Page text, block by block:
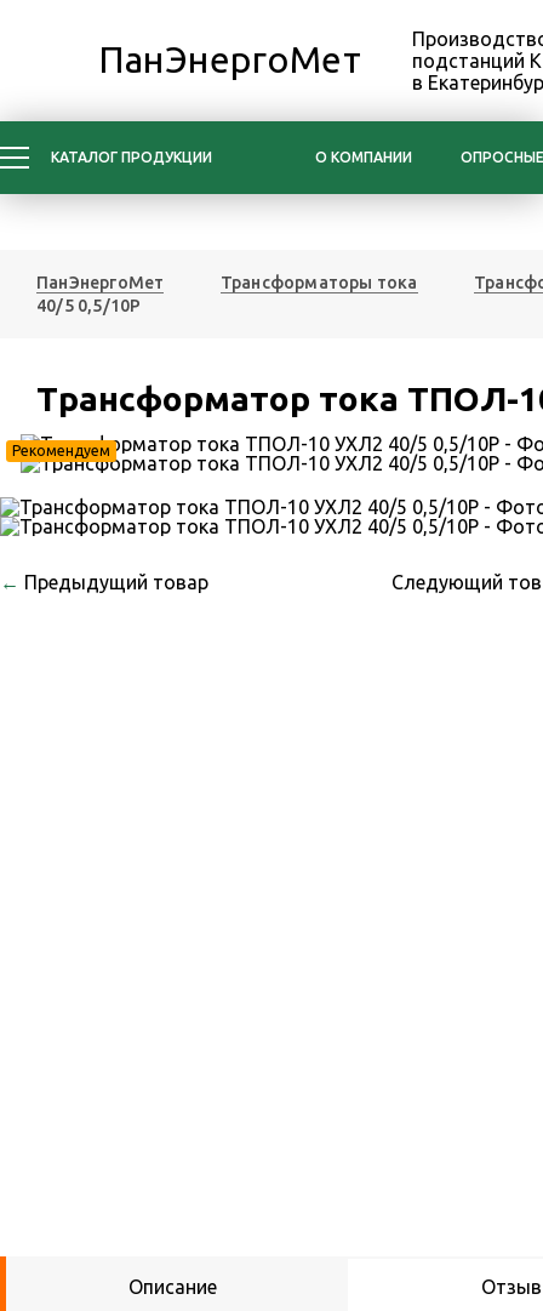
ПанЭнергоМет
подстанций
в
КАТАЛОГ ПРОДУКЦИИ О КОМПАНИИ
ПанЭнергоМет Трансформаторы тока
40/5 0,5/10Р
Трансформатор тока ТПОЛ-
Рекомендуем
← Предыдущий товар Следующий
Описание